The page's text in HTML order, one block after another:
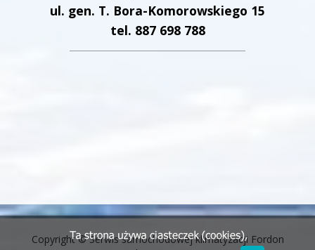
ul. gen. T. Bora-Komorowskiego 15
tel. 887 698 788
Copyright © Serwis samochodowej klimatyzacji Fordon